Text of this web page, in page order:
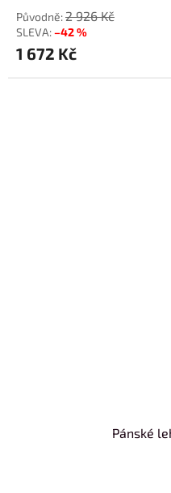
2 926 Kč
–42 %
1 672 Kč
Pánské